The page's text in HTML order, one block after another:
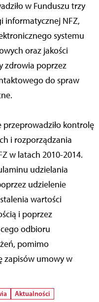
w Funduszu trzy
informatycznej NFZ,
systemu
oraz jakości
zdrowia poprzez
do spraw
kontrolę
i rozporządzania
w latach 2010-2014.
udzielania
udzielenie
wartości
i poprzez
odbioru
pomimo
zapisów umowy w
Aktualności